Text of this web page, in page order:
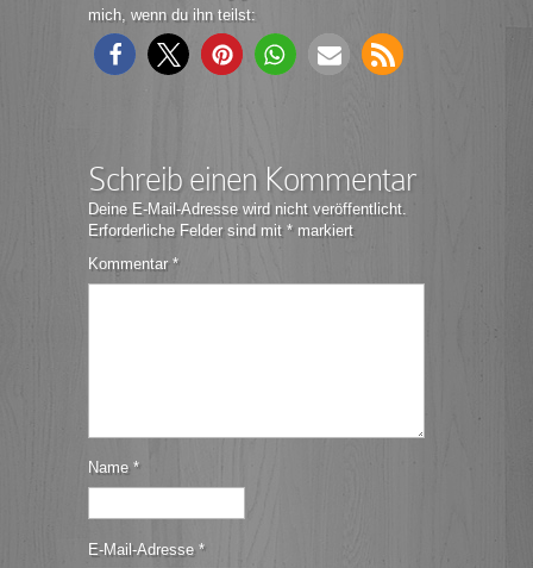
mich, wenn du ihn teilst:
Schreib einen Kommentar
Deine E-Mail-Adresse wird nicht veröffentlicht.
Erforderliche Felder sind mit * markiert
Kommentar*
Name *
E-Mail-Adresse *